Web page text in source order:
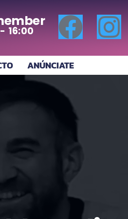
16:00
ANÚNCIATE